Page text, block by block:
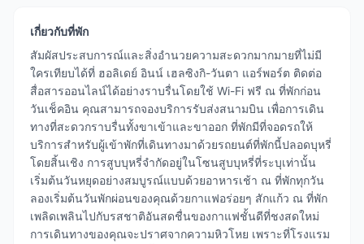
เกี่ยวกับที่พัก
สัมผัสประสบการณ์และสิ่งอำนวยความสะดวกมากมายที่ไม่มี
ใครเทียบได้ที่ ฮอลิเดย์ อินน์ เฮลซิงกิ-วันตา แอร์พอร์ต ติดต่อ
สื่อสารออนไลน์ได้อย่างราบรื่นโดยใช้ Wi-Fi ฟรี ณ ที่พักก่อน
วันเช็คอิน คุณสามารถจองบริการรับส่งสนามบิน เพื่อการเดิน
ทางที่สะดวกราบรื่นทั้งขาเข้าและขาออก ที่พักมีที่จอดรถให้
บริการสำหรับผู้เข้าพักที่เดินทางมาด้วยรถยนต์ที่พักนี้ปลอดบุหรี่
โดยสิ้นเชิง การสูบบุหรี่จำกัดอยู่ในโซนสูบบุหรี่ที่ระบุเท่านั้น
เริ่มต้นวันหยุดอย่างสมบูรณ์แบบด้วยอาหารเช้า ณ ที่พักทุกวัน
ลองเริ่มต้นวันพักผ่อนของคุณด้วยกาแฟอร่อยๆ สักแก้ว ณ ที่พัก
เพลิดเพลินไปกับรสชาติอันสดชื่นของกาแฟชั้นดีที่ชงสดใหม่
การเดินทางของคุณจะปราศจากความหิวโหย เพราะที่โรงแรม